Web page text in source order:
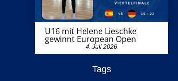
U16 mit Helene Lieschke
gewinnt European Open
4. Juli 2026
Tags